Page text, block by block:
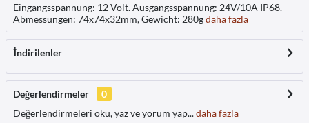
Eingangsspannung: 12 Volt. Ausgangsspannung: 24V/10A IP68.
Abmessungen: 74x74x32mm, Gewicht: 280gdaha fazla
İndirilenler
Değerlendirmeler
0
Değerlendirmeleri oku, yaz ve yorum yap...daha fazla